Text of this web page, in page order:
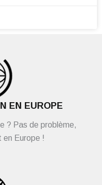
EN EUROPE
? Pas de problème,
en Europe !